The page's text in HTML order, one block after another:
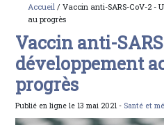
Accueil / Vaccin anti-SARS-CoV-2 -
au progrès
Vaccin anti-
développement
progrès
Publié en ligne le 13 mai 2021 - Santé et